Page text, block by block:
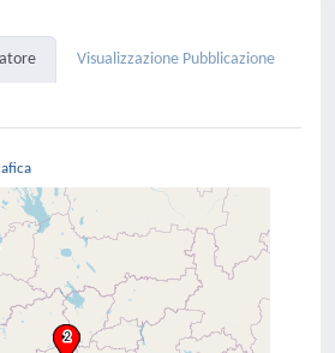
Visualizzazione Pubblicazione